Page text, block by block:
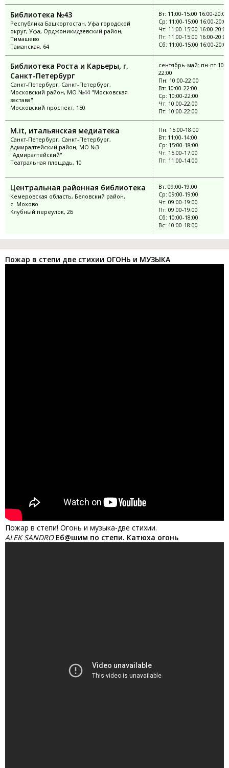
Библиотека №43
Республика Башкортостан, Уфа городской
округ, Уфа, Орджоникидзевский район,
Тимашево
Таманская, 64
Вт: 11:00-15:00 16:00-20:00
Ср: 11:00-15:00 16:00-20:00
Чт: 11:00-15:00 16:00-20:00
Пт: 11:00-15:00 16:00-20:00
Сб: 11:00-15:00 16:00-20:00
Библиотека Роста и Карьеры, г.
Санкт-Петербург
Санкт-Петербург, Санкт-Петербург,
Московский район, МО №44 "Московская
застава"
Московский проспект, 150
сентябрь-май: пн-пт
22:00
Пн: 10:00-22:00
Вт: 10:00-22:00
Ср: 10:00-22:00
Чт: 10:00-22:00
Пт: 10:00-22:00
M.it, итальянская медиатека
Санкт-Петербург, Санкт-Петербург,
Адмиралтейский район, МО №3
"Адмиралтейский"
Театральная площадь, 10
Пн: 15:00-18:00
Вт: 11:00-14:00
Ср: 15:00-18:00
Чт: 15:00-17:00
Пт: 11:00-14:00
Центральная районная библиотека
Кемеровская область, Беловский район,
с. Мохово
Клубный переулок, 2Б
Вт: 09:00-19:00
Ср: 09:00-19:00
Чт: 09:00-19:00
Пт: 09:00-19:00
Сб: 10:00-18:00
Вс: 10:00-18:00
Пожар в степи две стихии ОГОНЬ и МУЗЫКА
Пожар в степи! Огонь и музыка-две стихии.
ALEK SANDRO Еб@шим по степи. Катюха огонь